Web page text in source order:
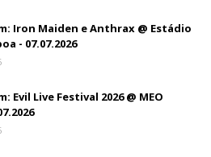
Iron Maiden e Anthrax @ Estádio
- 07.07.2026
Evil Live Festival 2026 @ MEO